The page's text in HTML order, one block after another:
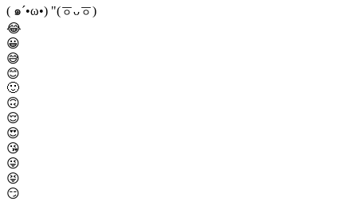
( ๑´•ω•) "(ㆆᴗㆆ)
😂
😀
😅
😊
🙂
🙃
😌
😍
😘
😜
😝
😏